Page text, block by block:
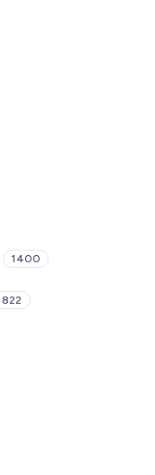
1400
822